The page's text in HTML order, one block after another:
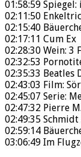
01:58:59
02:11:50
02:15:40
02:17:11 Cum Ex
02:28:30 Wein: 3
02:32:53
02:35:33 Beatles
02:43:03 Film:
02:45:07 Serie:
02:47:32 Pierre
02:49:35 Schmidt
02:59:14
03:06:49 Im